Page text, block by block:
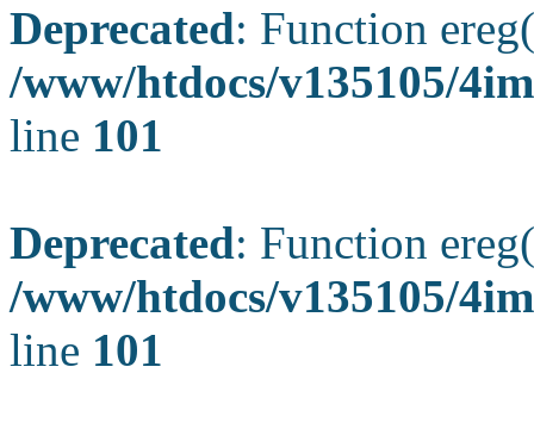
Deprecated: Function
/www/htdocs/v135105/
line 101
Deprecated: Function
/www/htdocs/v135105/
line 101